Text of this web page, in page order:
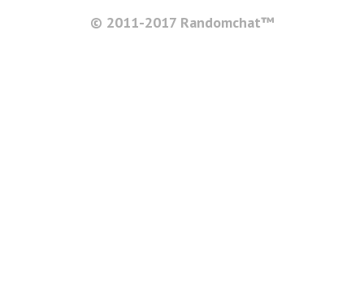
© 2011-2017 Randomchat™